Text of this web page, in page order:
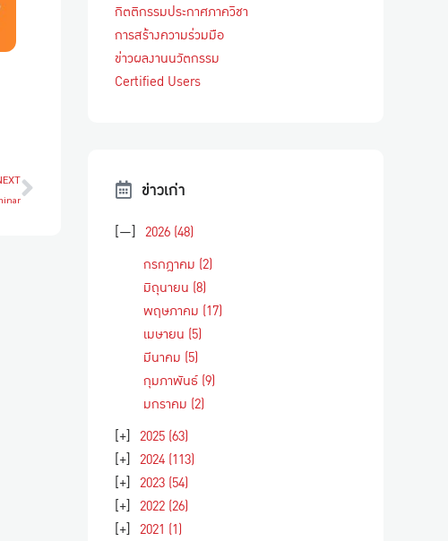
กิตติกรรมประกาศภาควิชา
การสร้างความร่วมมือ
ข่าวผลงานนวัตกรรม
Certified Users
ข่าวเก่า
[—] 2026 (48)
กรกฎาคม (2)
มิถุนายน (8)
พฤษภาคม (17)
เมษายน (5)
มีนาคม (5)
กุมภาพันธ์ (9)
มกราคม (2)
[+] 2025 (63)
[+] 2024 (113)
[+] 2023 (54)
[+] 2022 (26)
[+] 2021 (1)